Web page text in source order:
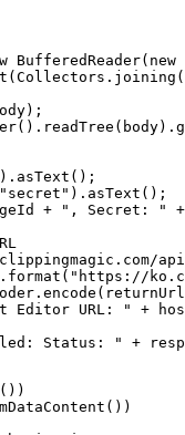
+ ", Secret: "
Editor URL: " +
Status: " +